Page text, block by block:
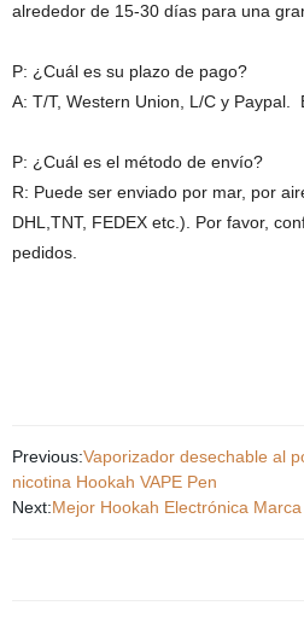
alrededor de 15-30 días para una
P: ¿Cuál es su plazo de pago?
A: T/T, Western Union, L/C y Paypal.
P: ¿Cuál es el método de envío?
R: Puede ser enviado por mar, por
DHL,TNT, FEDEX etc.). Por favor,
pedidos.
Previous:Vaporizador desechable al
nicotina Hookah VAPE Pen
Next:Mejor Hookah Electrónica